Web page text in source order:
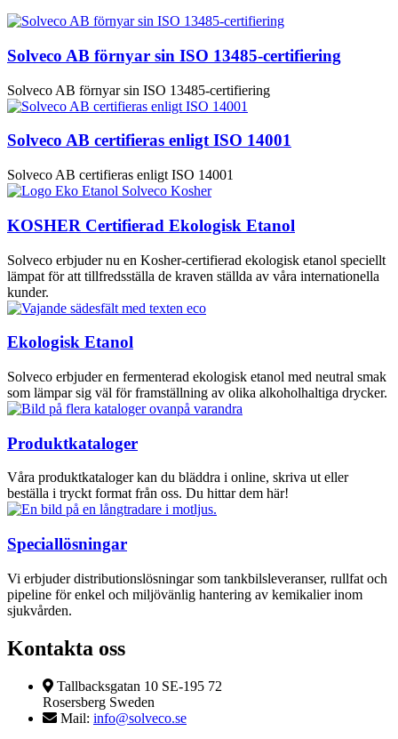
Solveco AB förnyar sin ISO 13485-certifiering
Solveco AB förnyar sin ISO 13485-certifiering
Solveco AB certifieras enligt ISO 14001
Solveco AB certifieras enligt ISO 14001
KOSHER Certifierad Ekologisk Etanol
Solveco erbjuder nu en Kosher-certifierad ekologisk etanol speciellt
lämpat för att tillfredsställa de kraven ställda av våra internationella
kunder.
Ekologisk Etanol
Solveco erbjuder en fermenterad ekologisk etanol med neutral smak
som lämpar sig väl för framställning av olika alkoholhaltiga drycker.
Produktkataloger
Våra produktkataloger kan du bläddra i online, skriva ut eller
beställa i tryckt format från oss. Du hittar dem här!
Speciallösningar
Vi erbjuder distributionslösningar som tankbilsleveranser, rullfat och
pipeline för enkel och miljövänlig hantering av kemikalier inom
sjukvården.
Kontakta oss
Tallbacksgatan 10 SE-195 72
Rosersberg Sweden
Mail: info@solveco.se